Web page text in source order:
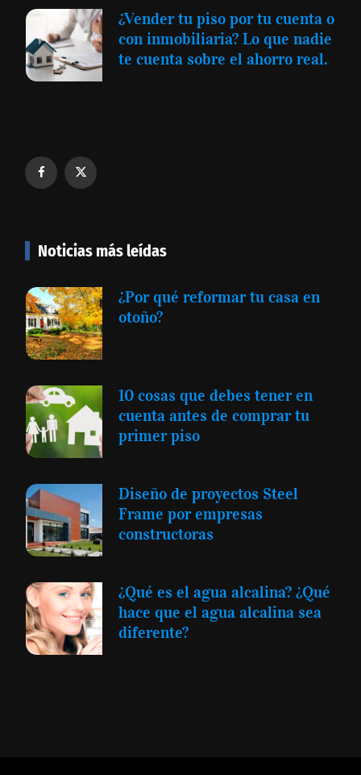
¿Vender tu piso por tu cuenta o
con inmobiliaria? Lo que nadie
te cuenta sobre el ahorro real.
Noticias más leídas
¿Por qué reformar tu casa en
otoño?
10 cosas que debes tener en
cuenta antes de comprar tu
primer piso
Diseño de proyectos Steel
Frame por empresas
constructoras
¿Qué es el agua alcalina? ¿Qué
hace que el agua alcalina sea
diferente?